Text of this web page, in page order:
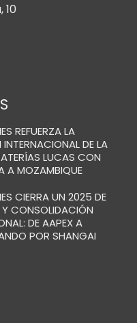
10
REFUERZA LA
INTERNACIONAL DE LA
LUCAS CON
A MOZAMBIQUE
CIERRA UN 2025 DE
Y CONSOLIDACIÓN
DE AAPEX A
POR SHANGAI